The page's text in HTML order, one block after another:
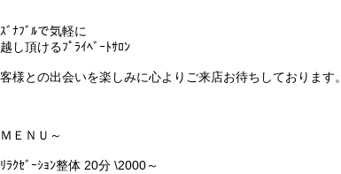
ﾞﾅﾌﾞﾙで気軽に
し頂けるﾌﾟﾗｲﾍﾞｰﾄｻﾛﾝ
様との出会いを楽しみに心よりご来店お待ちしております。
ＥＮＵ～
ﾘﾗｸｾﾞｰｼｮﾝ整体 20分 \2000～